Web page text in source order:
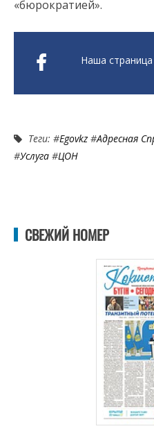
«бюрократией».
Наша
Теги: #Egovkz #Адресная
#Услуга #ЦОН
СВЕЖИЙ НОМЕР